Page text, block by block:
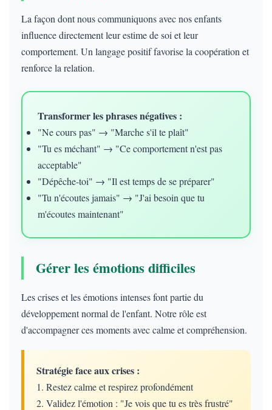
La façon dont nous communiquons avec nos enfants
influence directement leur estime de soi et leur
comportement. Un langage positif favorise la coopération et
renforce la relation.
Transformer les phrases négatives :
"Ne cours pas" → "Marche s'il te plaît"
"Tu es méchant" → "Ce comportement n'est pas
acceptable"
"Dépêche-toi" → "Il est temps de se préparer"
"Tu n'écoutes jamais" → "J'ai besoin que tu
m'écoutes maintenant"
Gérer les émotions difficiles
Les crises et les émotions intenses font partie du
développement normal de l'enfant. Notre rôle est
d'accompagner ces moments avec calme et compréhension.
Stratégie face aux crises :
1. Restez calme et respirez profondément
2. Validez l'émotion : "Je vois que tu es très frustré"